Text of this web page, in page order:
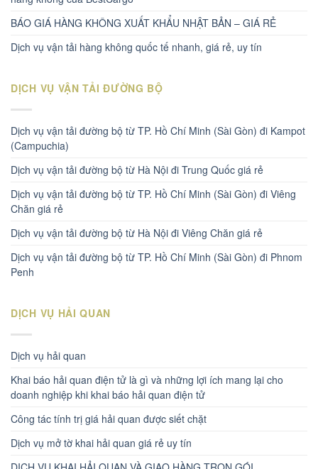
BÁO GIÁ HÀNG KHÔNG XUẤT KHẨU NHẬT BẢN – GIÁ RẺ
Dịch vụ vận tải hàng không quốc tế nhanh, giá rẻ, uy tín
DỊCH VỤ VẬN TẢI ĐƯỜNG BỘ
Dịch vụ vận tải đường bộ từ TP. Hồ Chí Minh (Sài Gòn) đi Kampot
(Campuchia)
Dịch vụ vận tải đường bộ từ Hà Nội đi Trung Quốc giá rẻ
Dịch vụ vận tải đường bộ từ TP. Hồ Chí Minh (Sài Gòn) đi Viêng
Chăn giá rẻ
Dịch vụ vận tải đường bộ từ Hà Nội đi Viêng Chăn giá rẻ
Dịch vụ vận tải đường bộ từ TP. Hồ Chí Minh (Sài Gòn) đi Phnom
Penh
DỊCH VỤ HẢI QUAN
Dịch vụ hải quan
Khai báo hải quan điện tử là gì và những lợi ích mang lại cho
doanh nghiệp khi khai báo hải quan điện tử
Công tác tính trị giá hải quan được siết chặt
Dịch vụ mở tờ khai hải quan giá rẻ uy tín